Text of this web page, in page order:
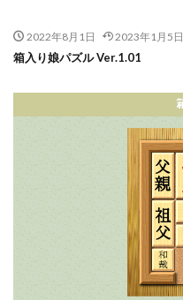
2022年8月1日 2023年1月5日
箱入り娘パズル Ver.1.01